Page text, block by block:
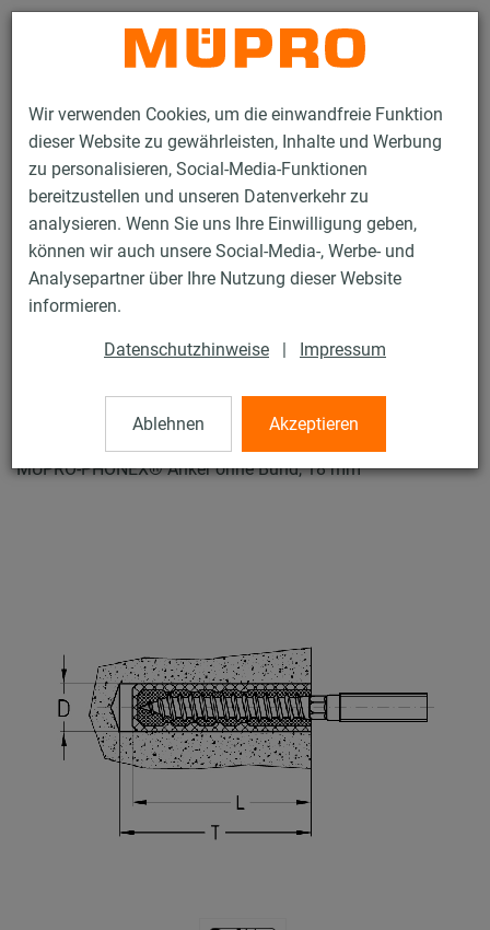
Wir verwenden Cookies, um die einwandfreie Funktion
dieser Website zu gewährleisten, Inhalte und Werbung
zu personalisieren, Social-Media-Funktionen
bereitzustellen und unseren Datenverkehr zu
analysieren. Wenn Sie uns Ihre Einwilligung geben,
können wir auch unsere Social-Media-, Werbe- und
Analysepartner über Ihre Nutzung dieser Website
informieren.
Datenschutzhinweise | Impressum
Ablehnen Akzeptieren
Kontakt
Produkte Befestigungstechnik
Schallschutz
Montageteile und Dübel für den Schallschutz
MÜPRO-PHONEX® Anker
MÜPRO-PHONEX® Anker
MÜPRO-PHONEX® Anker ohne Bund, 18 mm